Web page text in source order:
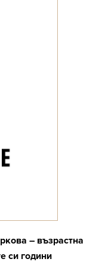
– възрастна
си години